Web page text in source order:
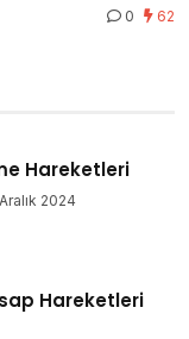
0 62
Hareketleri
2024
Hareketleri